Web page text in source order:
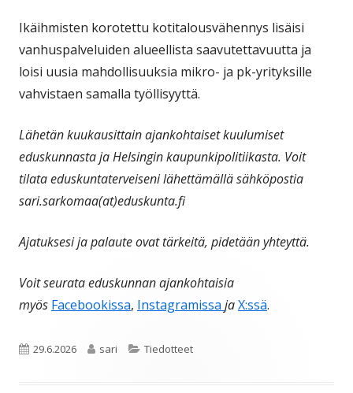
Ikäihmisten korotettu kotitalousvähennys lisäisi
vanhuspalveluiden alueellista saavutettavuutta ja
loisi uusia mahdollisuuksia mikro- ja pk-yrityksille
vahvistaen samalla työllisyyttä.
Lähetän kuukausittain ajankohtaiset kuulumiset
eduskunnasta ja Helsingin kaupunkipolitiikasta. Voit
tilata eduskuntaterveiseni lähettämällä sähköpostia
sari.sarkomaa(at)eduskunta.fi
Ajatuksesi ja palaute ovat tärkeitä, pidetään yhteyttä.
Voit seurata eduskunnan ajankohtaisia
myös Facebookissa, Instagramissa jaX:ssä.
Julkaistu
29.6.2026 Kirjoittaja
sari Kategoriat
Tiedotteet